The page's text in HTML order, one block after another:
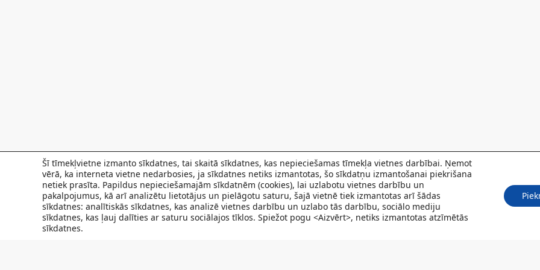
Šī tīmekļvietne izmanto sīkdatnes, tai skaitā sīkdatnes, kas nepieciešamas tīmekļa vietnes darbībai. Ņemot
vērā, ka interneta vietne nedarbosies, ja sīkdatnes netiks izmantotas, šo sīkdatņu izmantošanai piekrišana
netiek prasīta. Papildus nepieciešamajām sīkdatnēm (cookies), lai uzlabotu vietnes darbību un
pakalpojumus, kā arī analizētu lietotājus un pielāgotu saturu, šajā vietnē tiek izmantotas arī šādas
sīkdatnes: analītiskās sīkdatnes, kas analizē vietnes darbību un uzlabo tās darbību, sociālo mediju
sīkdatnes, kas ļauj dalīties ar saturu sociālajos tīklos. Spiežot pogu <Aizvērt>, netiks izmantotas atzīmētās
sīkdatnes.